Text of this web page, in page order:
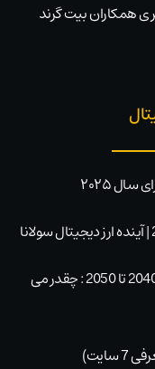
همکاران بیت گرند
۲۰۲۵
پیش بینی قیمت بیت کوین برای سال های 2040 تا 2050 : چقدر می